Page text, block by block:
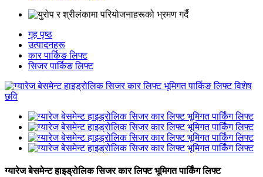
गृह पृष्ठ
उत्पादनहरू
कार पार्किङ लिफ्ट
सिजर पार्किङ लिफ्ट
ग्यारेज बेसमेन्ट हाइड्रोलिक सिजर कार लिफ्ट भूमिगत पार्किंग लिफ्ट